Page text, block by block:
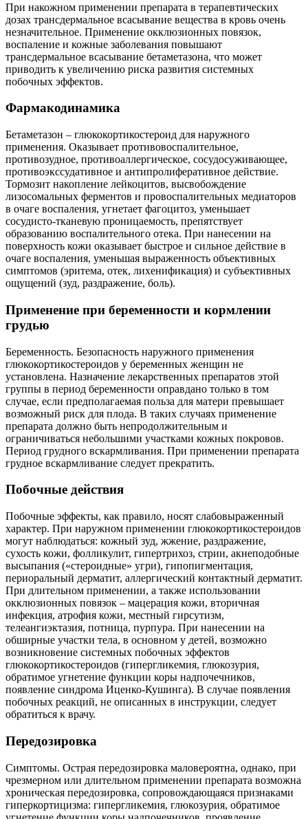
При накожном применении препарата в терапевтических
дозах трансдермальное всасывание вещества в кровь очень
незначительное. Применение окклюзионных повязок,
воспаление и кожные заболевания повышают
трансдермальное всасывание бетаметазона, что может
приводить к увеличению риска развития системных
побочных эффектов.
Фармакодинамика
Бетаметазон – глюкокортикостероид для наружного
применения. Оказывает противовоспалительное,
противозудное, противоаллергическое, сосудосуживающее,
противоэкссудативное и антипролиферативное действие.
Тормозит накопление лейкоцитов, высвобождение
лизосомальных ферментов и провоспалительных медиаторов
в очаге воспаления, угнетает фагоцитоз, уменьшает
сосудисто-тканевую проницаемость, препятствует
образованию воспалительного отека. При нанесении на
поверхность кожи оказывает быстрое и сильное действие в
очаге воспаления, уменьшая выраженность объективных
симптомов (эритема, отек, лихенификация) и субъективных
ощущений (зуд, раздражение, боль).
Применение при беременности и кормлении
грудью
Беременность. Безопасность наружного применения
глюкокортикостероидов у беременных женщин не
установлена. Назначение лекарственных препаратов этой
группы в период беременности оправдано только в том
случае, если предполагаемая польза для матери превышает
возможный риск для плода. В таких случаях применение
препарата должно быть непродолжительным и
ограничиваться небольшими участками кожных покровов.
Период грудного вскармливания. При применении препарата
грудное вскармливание следует прекратить.
Побочные действия
Побочные эффекты, как правило, носят слабовыраженный
характер. При наружном применении глюкокортикостероидов
могут наблюдаться: кожный зуд, жжение, раздражение,
сухость кожи, фолликулит, гипертрихоз, стрии, акнеподобные
высыпания («стероидные» угри), гипопигментация,
периоральный дерматит, аллергический контактный дерматит.
При длительном применении, а также использовании
окклюзионных повязок – мацерация кожи, вторичная
инфекция, атрофия кожи, местный гирсутизм,
телеангиэктазия, потница, пурпура. При нанесении на
обширные участки тела, в основном у детей, возможно
возникновение системных побочных эффектов
глюкокортикостероидов (гипергликемия, глюкозурия,
обратимое угнетение функции коры надпочечников,
появление синдрома Иценко-Кушинга). В случае появления
побочных реакций, не описанных в инструкции, следует
обратиться к врачу.
Передозировка
Симптомы. Острая передозировка маловероятна, однако, при
чрезмерном или длительном применении препарата возможна
хроническая передозировка, сопровождающаяся признаками
гиперкортицизма: гипергликемия, глюкозурия, обратимое